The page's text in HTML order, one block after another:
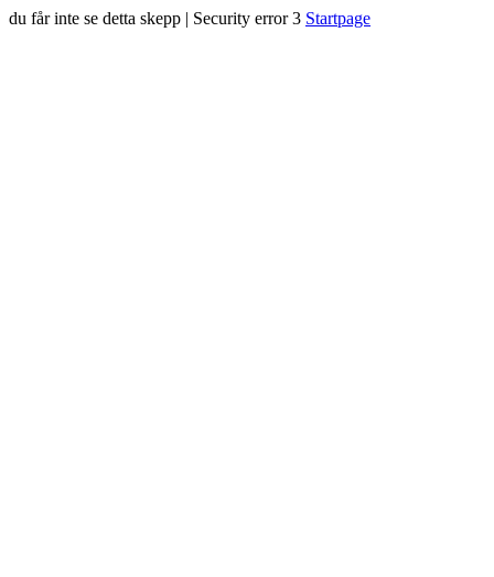
du får inte se detta skepp | Security error 3 Startpage